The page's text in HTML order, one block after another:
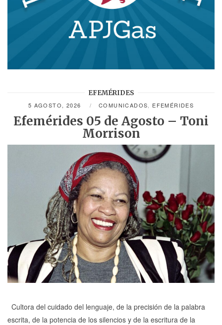
EFEMÉRIDES
5 AGOSTO, 2026 COMUNICADOS EFEMÉRIDES
Efemérides 05 de Agosto – Toni
Morrison
Cultora del cuidado del lenguaje, de la precisión de la palabra
escrita, de la potencia de los silencios y de la escritura de la